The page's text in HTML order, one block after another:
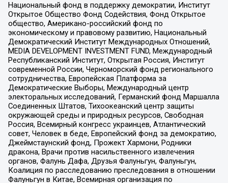
Национальный фонд в поддержку демократии, Институт
Открытое Общество Фонд Содействия, Фонд Открытое
общество, Американо-российский фонд по
экономическому и правовому развитию, Национальный
Демократический Институт Международных Отношений,
MEDIA DEVELOPMENT INVESTMENT FUND, Международный
Республиканский Институт, Открытая Россия, Институт
современной России, Черноморский фонд регионального
сотрудничества, Европейская Платформа за
Демократические Выборы, Международный центр
электоральных исследований, Германский фонд Маршалла
Соединенных Штатов, Тихоокеанский центр защиты
окружающей среды и природных ресурсов, Свободная
Россия, Всемирный конгресс украинцев, Атлантический
совет, Человек в беде, Европейский фонд за демократию,
Джеймстаунский фонд, Прожект Хармони, Родники
дракона, Врачи против насильственного извлечения
органов, Фалунь Дафа, Друзья Фалуньгун, Фалуньгун,
Коалиция по расследованию преследования в отношении
Фалуньгун в Китае, Всемирная организация по